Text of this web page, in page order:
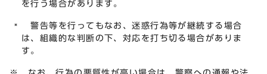
を行う場合があります。
警告等を行ってもなお、迷惑行為等が継続する場合
は、組織的な判断の下、対応を打ち切る場合がありま
す。